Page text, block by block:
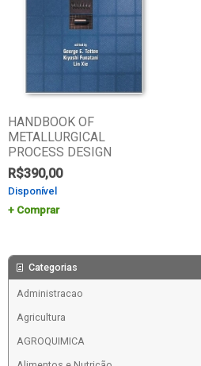
HANDBOOK OF
METALLURGICAL
PROCESS DESIGN
R$390,00
Disponível
Comprar
Categorias
Administracao
Agricultura
AGROQUIMICA